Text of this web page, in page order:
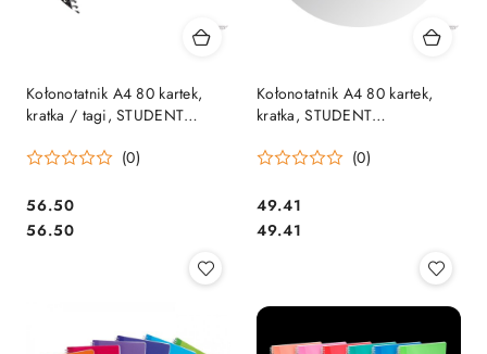
Kołonotatnik A4 80 kartek,
kratka / tagi, STUDENT
400037432
(0)
Cena:
56.50
Cena:
56.50
Kołonotatnik A4 80 kartek,
kratka, STUDENT
400019522
(0)
Cena:
49.41
Cena:
49.41